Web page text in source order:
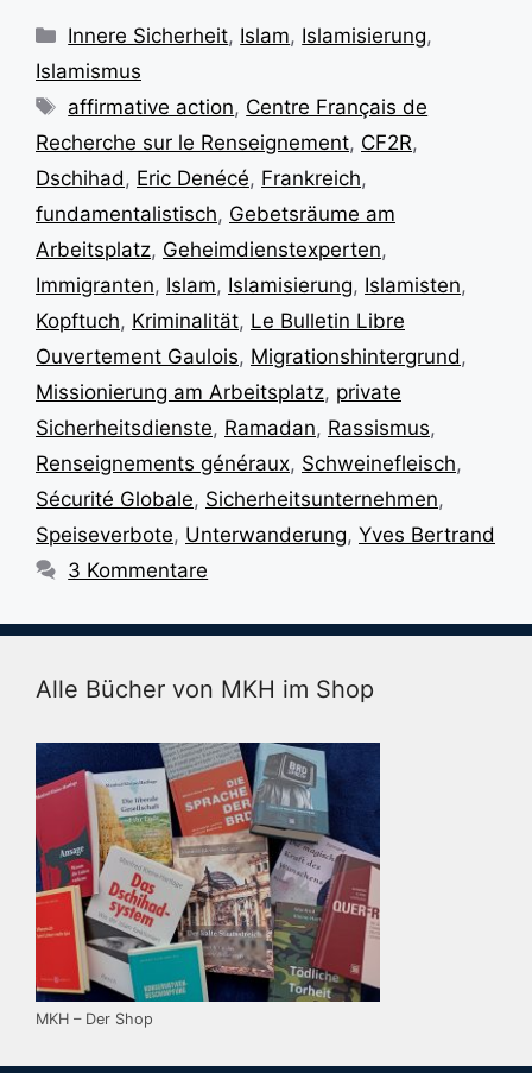
Kategorien
Innere Sicherheit, Islam, Islamisierung,
Islamismus
Schlagwörter
affirmative action, Centre Français de
Recherche sur le Renseignement, CF2R,
Dschihad, Eric Denécé, Frankreich,
fundamentalistisch, Gebetsräume am
Arbeitsplatz, Geheimdienstexperten,
Immigranten, Islam, Islamisierung, Islamisten,
Kopftuch, Kriminalität, Le Bulletin Libre
Ouvertement Gaulois, Migrationshintergrund,
Missionierung am Arbeitsplatz, private
Sicherheitsdienste, Ramadan, Rassismus,
Renseignements généraux, Schweinefleisch,
Sécurité Globale, Sicherheitsunternehmen,
Speiseverbote, Unterwanderung, Yves Bertrand
3 Kommentare
Alle Bücher von MKH im Shop
MKH – Der Shop